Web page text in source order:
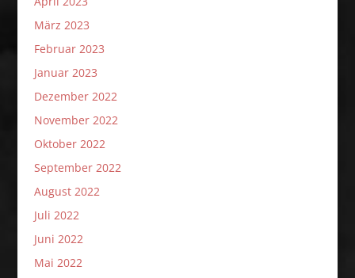
März 2023
Februar 2023
Januar 2023
Dezember 2022
November 2022
Oktober 2022
September 2022
August 2022
Juli 2022
Juni 2022
Mai 2022